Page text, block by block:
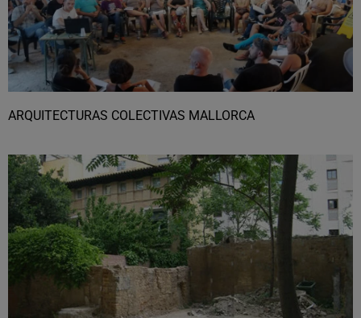
ARQUITECTURAS COLECTIVAS MALLORCA